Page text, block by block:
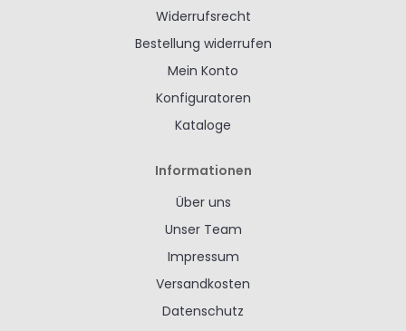
Widerrufsrecht
Bestellung widerrufen
Mein Konto
Konfiguratoren
Kataloge
Informationen
Über uns
Unser Team
Impressum
Versandkosten
Datenschutz